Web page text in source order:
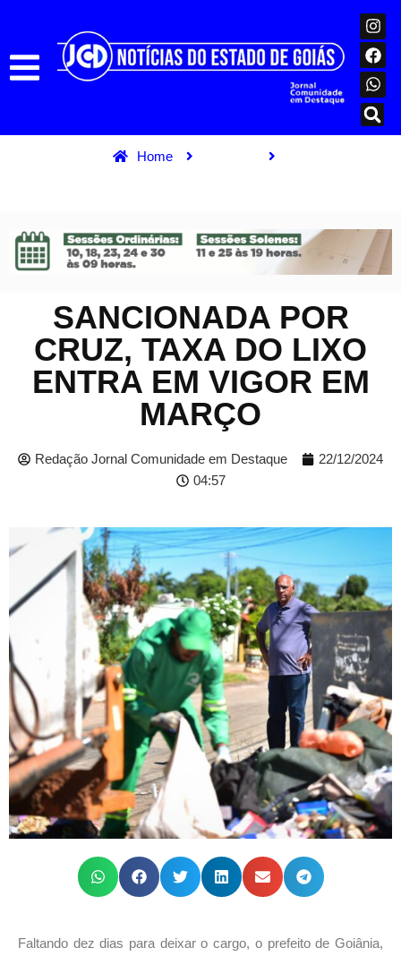
Home
SANCIONADA POR
CRUZ, TAXA DO LIXO
ENTRA EM VIGOR EM
MARÇO
Redação Jornal Comunidade em Destaque
22/12/2024
04:57
Faltando dez dias para deixar o cargo, o prefeito de Goiânia,